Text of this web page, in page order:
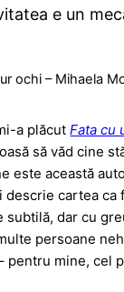
e un
ochi – Mihaela
a plăcutFata cu
să văd cine
este această
cartea ca
subtilă, dar cu
persoane
pentru mine, cel